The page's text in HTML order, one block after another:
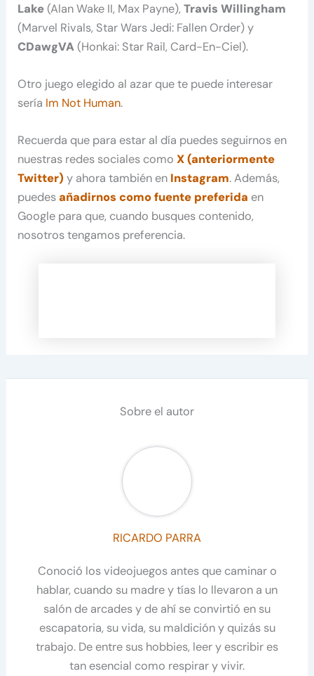
Lake(Alan Wake II, Max Payne),Travis Willingham
(Marvel Rivals, Star Wars Jedi: Fallen Order) y
CDawgVA(Honkai: Star Rail, Card-En-Ciel).
Otro juego elegido al azar que te puede interesar
sería Im Not Human.
Recuerda que para estar al día puedes seguirnos en
nuestras redes sociales comoX (anteriormente
Twitter) y ahora también en Instagram. Además,
puedesañadirnos como fuente preferida en
Google para que, cuando busques contenido,
nosotros tengamos preferencia.
Sobre el autor
RICARDO PARRA
Conoció los videojuegos antes que caminar o
hablar, cuando su madre y tías lo llevaron a un
salón de arcades y de ahí se convirtió en su
escapatoria, su vida, su maldición y quizás su
trabajo. De entre sus hobbies, leer y escribir es
tan esencial como respirar y vivir.